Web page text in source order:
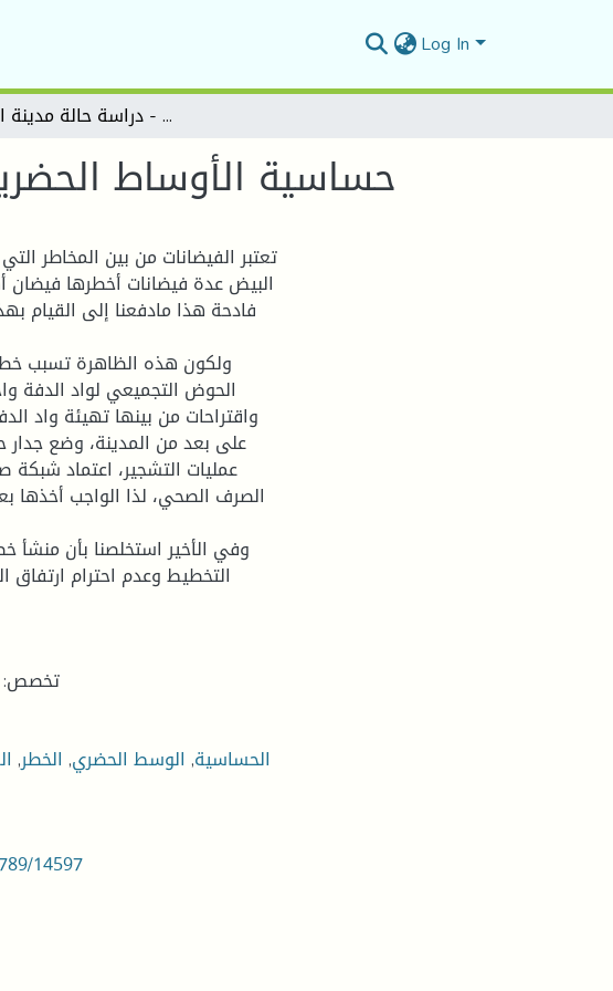
Log In
حساسية الأوساط الحضرية من خطر الفيضان - دراسة حالة مدينة البيض
حساسية الأوساط
تعتبر الفيضانات من بين المخاطر
فادحة هذا مادفعنا إلى القيام
ولكون هذه الظاهرة تسبب
الحوض التجميعي لواد الدفة
واقتراحات من بينها تهيئة واد
على بعد من المدينة، وضع جدار
عمليات التشجير، اعتماد
الصرف الصحي، لذا الواجب أخذها
وفي الأخير استخلصنا بأن منشأ
التخطيط وعدم احترام
تخصص:
الحساسية, الوسط الحضري, الخطر,
14597